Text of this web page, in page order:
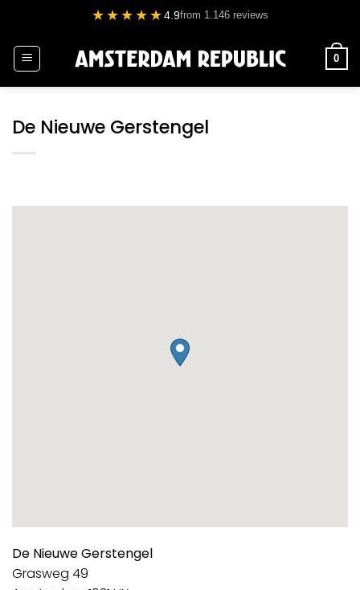
inhoud
★★★★★4.9from 1.146 reviews
0
De Nieuwe Gerstengel
De Nieuwe Gerstengel
Grasweg 49